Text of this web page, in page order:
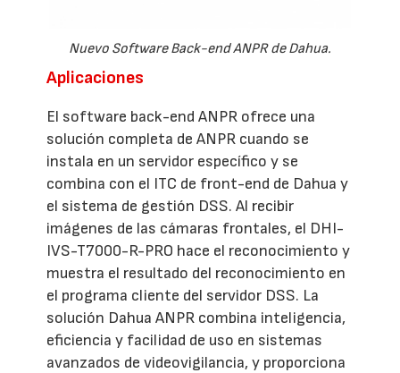
Nuevo Software Back-end ANPR de Dahua.
Aplicaciones
El software back-end ANPR ofrece una
solución completa de ANPR cuando se
instala en un servidor específico y se
combina con el ITC de front-end de Dahua y
el sistema de gestión DSS. Al recibir
imágenes de las cámaras frontales, el DHI-
IVS-T7000-R-PRO hace el reconocimiento y
muestra el resultado del reconocimiento en
el programa cliente del servidor DSS. La
solución Dahua ANPR combina inteligencia,
eficiencia y facilidad de uso en sistemas
avanzados de videovigilancia, y proporciona